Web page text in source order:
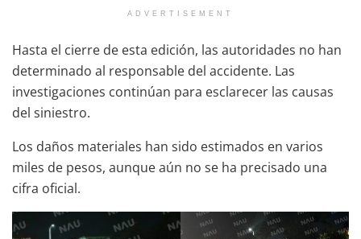
ADVERTISEMENT
Hasta el cierre de esta edición, las autoridades no han
determinado al responsable del accidente. Las
investigaciones continúan para esclarecer las causas
del siniestro.
Los daños materiales han sido estimados en varios
miles de pesos, aunque aún no se ha precisado una
cifra oficial.